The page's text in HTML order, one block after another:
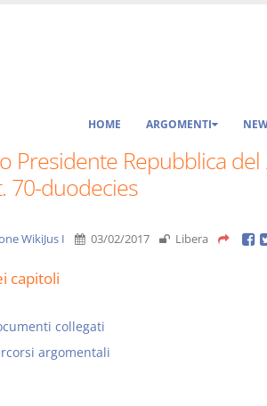
HOME ARGOMENTI
Presidente Repubblica
70-duodecies
WikiJus I 03/02/2017 Libera
capitoli
collegati
argomentali